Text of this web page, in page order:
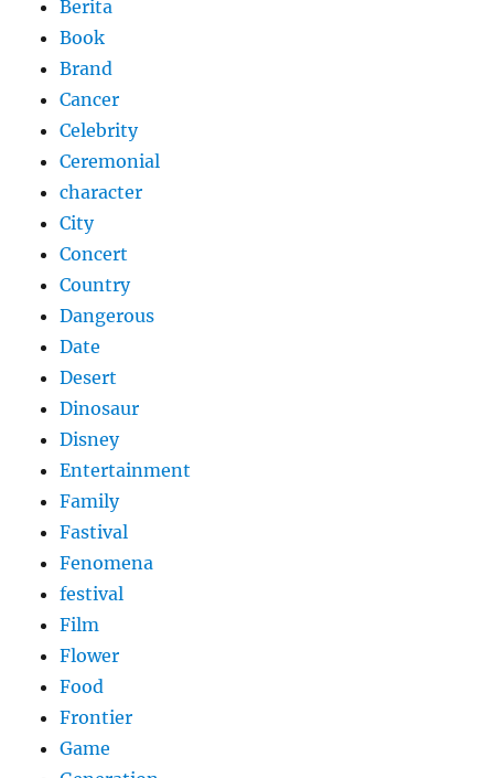
Berita
Book
Brand
Cancer
Celebrity
Ceremonial
character
City
Concert
Country
Dangerous
Date
Desert
Dinosaur
Disney
Entertainment
Family
Fastival
Fenomena
festival
Film
Flower
Food
Frontier
Game